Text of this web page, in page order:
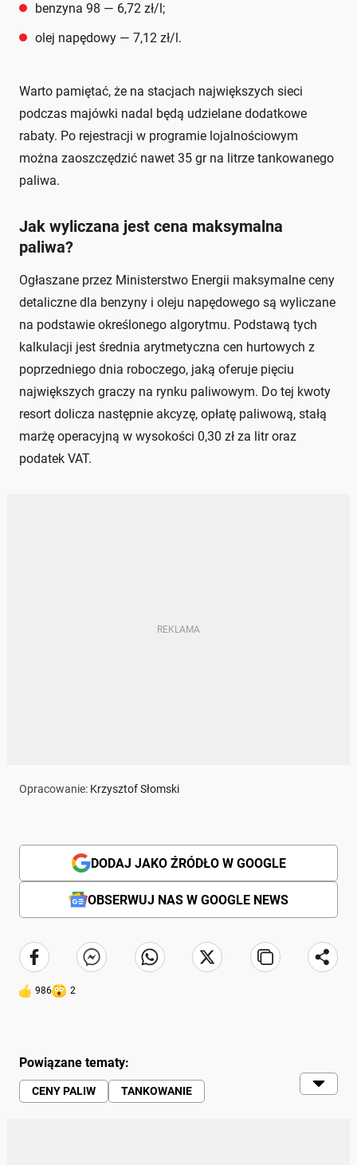
benzyna 98 — 6,72 zł/l;
olej napędowy — 7,12 zł/l.
Warto pamiętać, że na stacjach największych sieci
podczas majówki nadal będą udzielane dodatkowe
rabaty. Po rejestracji w programie lojalnościowym
można zaoszczędzić nawet 35 gr na litrze tankowanego
paliwa.
Jak wyliczana jest cena maksymalna
paliwa?
Ogłaszane przez Ministerstwo Energii maksymalne ceny
detaliczne dla benzyny i oleju napędowego są wyliczane
na podstawie określonego algorytmu. Podstawą tych
kalkulacji jest średnia arytmetyczna cen hurtowych z
poprzedniego dnia roboczego, jaką oferuje pięciu
największych graczy na rynku paliwowym. Do tej kwoty
resort dolicza następnie akcyzę, opłatę paliwową, stałą
marżę operacyjną w wysokości 0,30 zł za litr oraz
podatek VAT.
Opracowanie: Krzysztof Słomski
DODAJ JAKO ŹRÓDŁO W GOOGLE
OBSERWUJ NAS W GOOGLE NEWS
986 2
Powiązane tematy:
CENY PALIW
TANKOWANIE